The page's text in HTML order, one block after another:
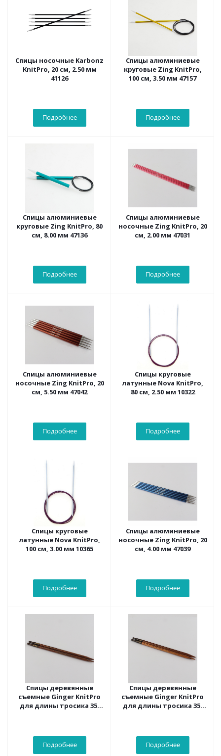
Спицы носочные Karbonz
KnitPro, 20 см, 2.50 мм
41126
Подробнее
Спицы алюминиевые
круговые Zing KnitPro,
100 см, 3.50 мм 47157
Подробнее
Спицы алюминиевые
круговые Zing KnitPro, 80
см, 8.00 мм 47136
Подробнее
Спицы алюминиевые
носочные Zing KnitPro, 20
см, 2.00 мм 47031
Подробнее
Спицы алюминиевые
носочные Zing KnitPro, 20
см, 5.50 мм 47042
Подробнее
Спицы круговые
латунные Nova KnitPro,
80 см, 2.50 мм 10322
Подробнее
Спицы круговые
латунные Nova KnitPro,
100 см, 3.00 мм 10365
Подробнее
Спицы алюминиевые
носочные Zing KnitPro, 20
см, 4.00 мм 47039
Подробнее
Спицы деревянные
съемные Ginger KnitPro
для длины тросика 35-
Подробнее
Спицы деревянные
съемные Ginger KnitPro
для длины тросика 35-
Подробнее